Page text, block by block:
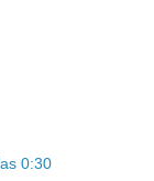
0:30